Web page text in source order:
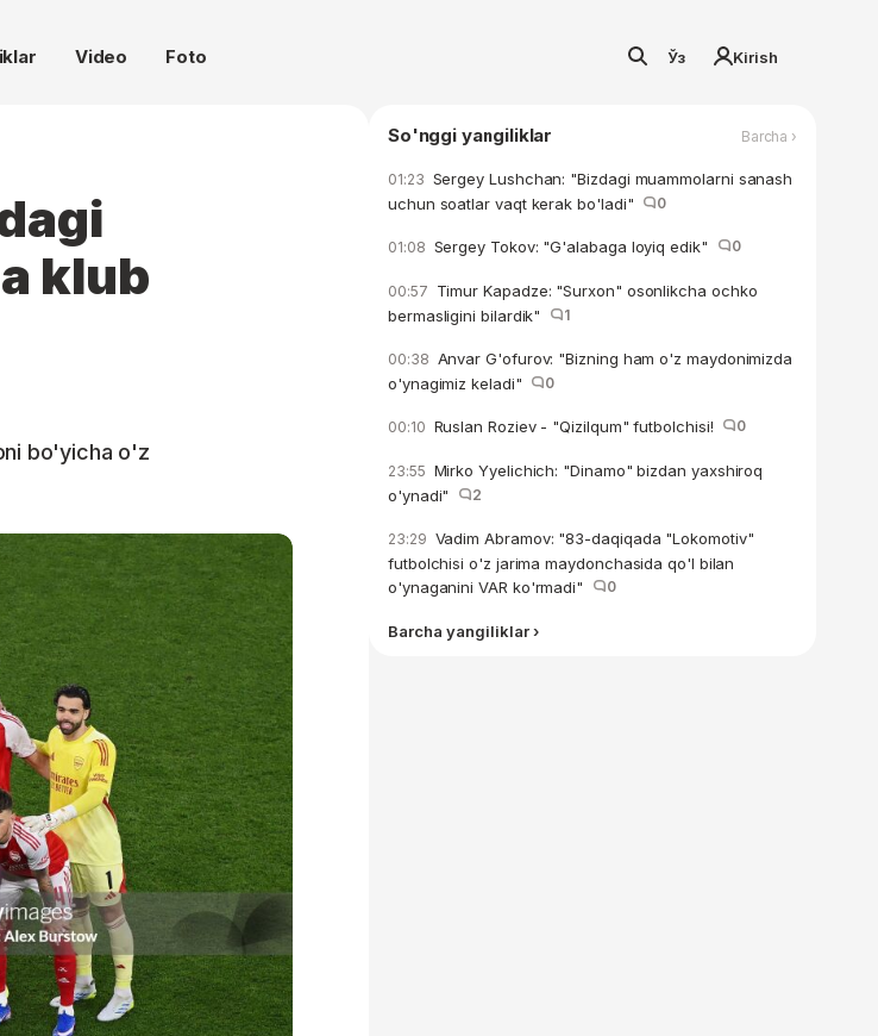
Video Foto Ўз Kirish
klub
bo'yicha o'z
So'nggi yangiliklar Barcha ›
01:23 Sergey Lushchan: "Bizdagi muammolarni sanash
uchun soatlar vaqt kerak bo'ladi"
0
01:08 Sergey Tokov: "G'alabaga loyiq edik" 0
00:57 Timur Kapadze: "Surxon" osonlikcha ochko
bermasligini bilardik"
1
00:38 Anvar G'ofurov: "Bizning ham o'z maydonimizda
o'ynagimiz keladi"
0
00:10 Ruslan Roziev - "Qizilqum" futbolchisi! 0
23:55 Mirko Yyelichich: "Dinamo" bizdan yaxshiroq
o'ynadi"
2
23:29 Vadim Abramov: "83-daqiqada "Lokomotiv"
futbolchisi o'z jarima maydonchasida qo'l bilan
o'ynaganini VAR ko'rmadi"
0
Barcha yangiliklar ›